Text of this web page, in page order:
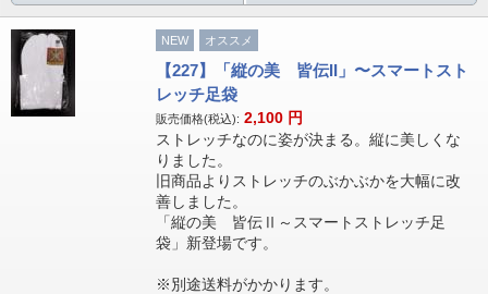
NEW オススメ
【227】「縦の美 皆伝II」〜スマートスト
レッチ足袋
販売価格(税込): 2,100 円
ストレッチなのに姿が決まる。縦に美しくな
りました。
旧商品よりストレッチのぶかぶかを大幅に改
善しました。
「縦の美 皆伝Ⅱ～スマートストレッチ足
袋」新登場です。
※別途送料がかかります。